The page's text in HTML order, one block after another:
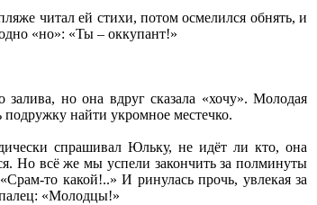
читал ей стихи, потом осмелился обнять, и
«но»: «Ты – оккупант!»
но она вдруг сказала «хочу». Молодая
подружку найти укромное местечко.
спрашивал Юльку, не идёт ли кто, она
Но всё же мы успели закончить за полминуты
то какой!..» И ринулась прочь, увлекая за
«Молодцы!»